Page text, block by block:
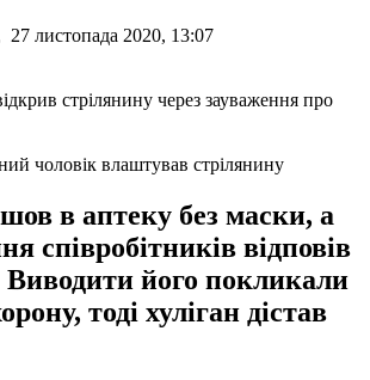
27 листопада 2020, 13:07
чоловік влаштував стрілянину
в аптеку без маски, а
співробітників відповів
Виводити його покликали
тоді хуліган дістав